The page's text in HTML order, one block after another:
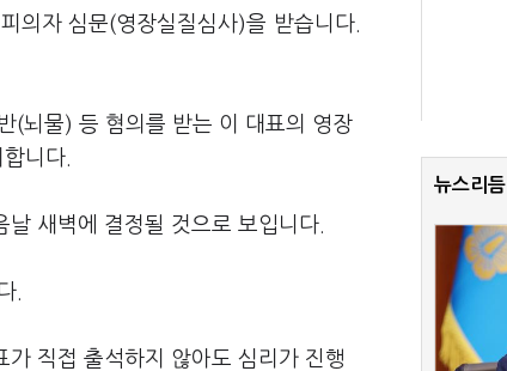
의자 심문(영장실질심사)을 받습니다.
(뇌물) 등 혐의를 받는 이 대표의 영장
니다.
새벽에 결정될 것으로 보입니다.
.
직접 출석하지 않아도 심리가 진행
뉴스리듬